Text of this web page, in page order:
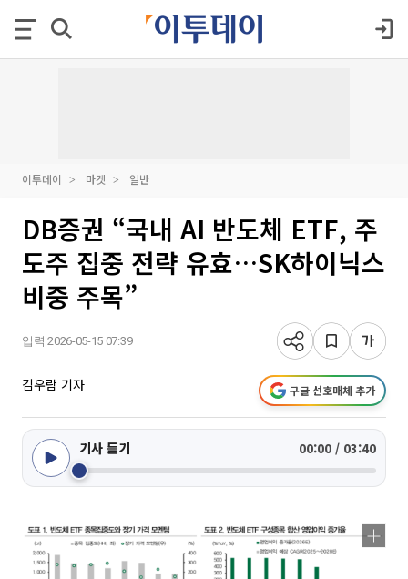
이투데이 마켓 일반
DB증권 “국내 AI 반도체 ETF, 주
도주 집중 전략 유효…SK하이닉스
비중 주목”
입력 2026-05-15 07:39
김우람 기자 구글 선호매체 추가
기사 듣기 00:00 / 03:40